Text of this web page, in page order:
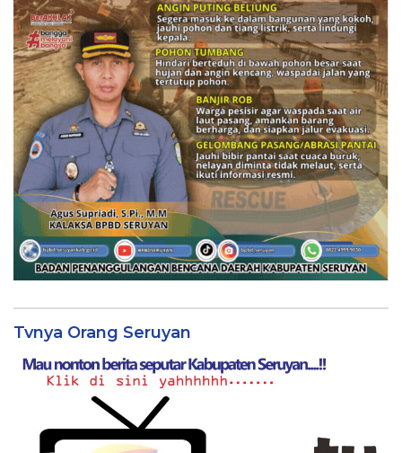
Tvnya Orang Seruyan